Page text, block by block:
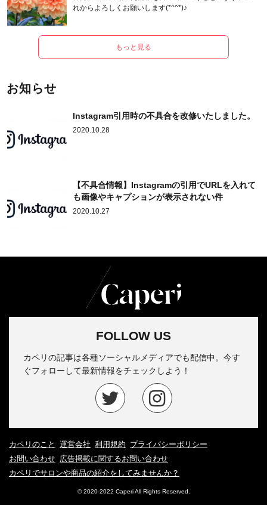
れからよろしくお願いします(*^^*)♪
もっと見る
お知らせ
Instagram引用時の不具合を改修いたしました。
2020.10.28
【不具合情報】Instagramの引用でURLを入れて
も画像やキャプションが表示されない件
2020.10.27
FOLLOW US
カペリの記事は各種ソーシャルメディアでも配信中。今す
ぐフォローして最新情報をチェックしよう！
カペリのこと 運営会社 利用規約 プライバシーポリシー
お問い合わせ 広告掲載に関するお問い合わせ
カペリでサロンや商品の紹介をしてみませんか？
© 2020-2022 Caperi All Rights Reserved.